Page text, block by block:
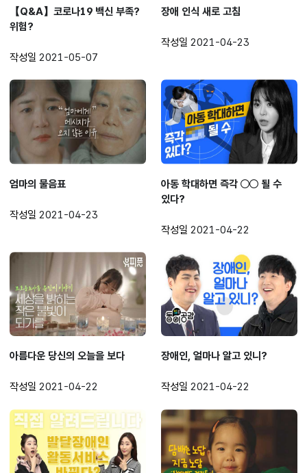
【Q&A】코로나19 백신 부족?
위험?
작성일 2021-05-07
장애 인식 새로 고침
작성일 2021-04-23
엄마의 물음표
작성일 2021-04-23
아동 학대하면 즉각 ○○ 될 수
있다?
작성일 2021-04-22
아름다운 당신의 오늘을 보다
작성일 2021-04-22
장애인, 얼마나 알고 있니?
작성일 2021-04-22